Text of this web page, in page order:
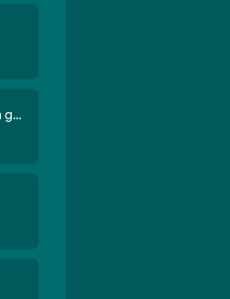
Saatı qoluma taxdım göyün üzünə qalxdım